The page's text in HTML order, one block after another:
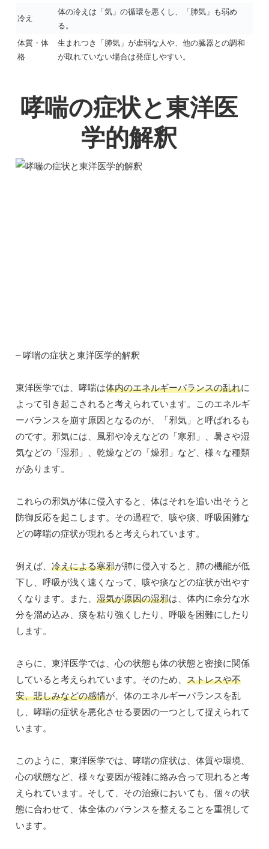
冷え
体の冷えは「気」の循環を悪くし、「肺気」も弱め
る。
体質・体
格
生まれつき「肺気」が虚弱な人や、他の臓器との調和
が取れていない場合は発症しやすい。
哮喘の症状と東洋医
学的解釈
– 哮喘の症状と東洋医学的解釈
東洋医学では、哮喘は体内のエネルギーバランスの乱れに
よって引き起こされると考えられています。このエネルギ
ーバランスを崩す原因となるのが、「邪気」と呼ばれるも
のです。邪気には、風邪や冷えなどの「寒邪」、暑さや湿
気などの「湿邪」、乾燥などの「燥邪」など、様々な種類
があります。
これらの邪気が体に侵入すると、体はそれを追い出そうと
防御反応を起こします。その過程で、咳や痰、呼吸困難な
どの哮喘の症状が現れると考えられています。
例えば、 冷えによる寒邪が肺に侵入すると、肺の機能が低
下し、呼吸が浅く速くなって、咳や痰などの症状が出やす
くなります。また、 湿気が原因の湿邪は、体内に余分な水
分を溜め込み、痰を粘り強くしたり、呼吸を困難にしたり
します。
さらに、東洋医学では、心の状態も体の状態と密接に関係
していると考えられています。そのため、 ストレスや不
安、悲しみなどの感情が、体のエネルギーバランスを乱
し、哮喘の症状を悪化させる要因の一つとして捉えられて
います。
このように、東洋医学では、哮喘の症状は、体質や環境、
心の状態など、様々な要因が複雑に絡み合って現れると考
えられています。そして、その治療においても、個々の状
態に合わせて、体全体のバランスを整えることを重視して
います。